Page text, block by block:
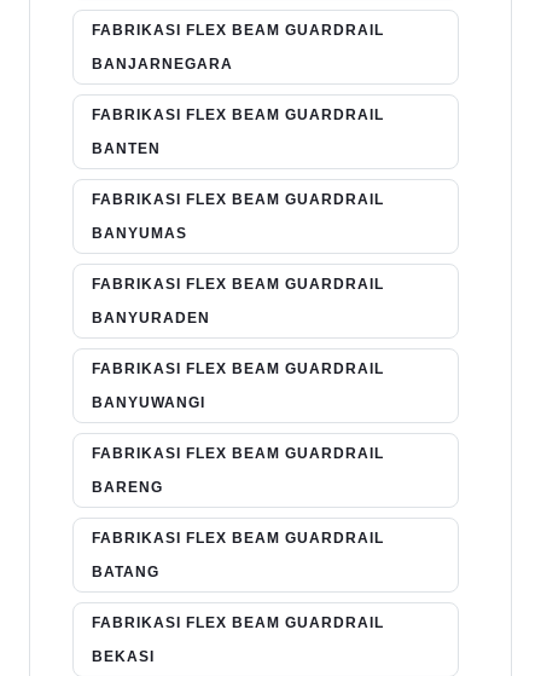
FABRIKASI FLEX BEAM GUARDRAIL
BANJARNEGARA
FABRIKASI FLEX BEAM GUARDRAIL
BANTEN
FABRIKASI FLEX BEAM GUARDRAIL
BANYUMAS
FABRIKASI FLEX BEAM GUARDRAIL
BANYURADEN
FABRIKASI FLEX BEAM GUARDRAIL
BANYUWANGI
FABRIKASI FLEX BEAM GUARDRAIL
BARENG
FABRIKASI FLEX BEAM GUARDRAIL
BATANG
FABRIKASI FLEX BEAM GUARDRAIL
BEKASI